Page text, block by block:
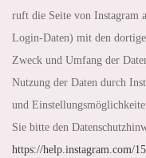
ruft die Seite von Instagram
Login-Daten) mit den
Zweck und Umfang der
Nutzung der Daten durch
und
Sie bitte den
https://help.instagram.com/